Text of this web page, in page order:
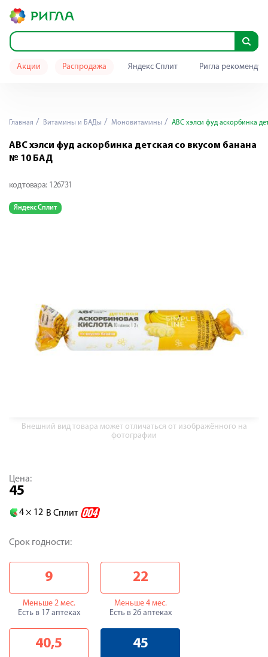
Акции Распродажа Яндекс Сплит Ригла
Главная Витамины и БАДы Моновитамины АВС хэлси фуд аскорбинка
АВС хэлси фуд аскорбинка детская со вкусом банана
№ 10 БАД
код товара: 126731
Яндекс Сплит
Внешний вид товара может отличаться от изображённого на
фотографии
Цена:
45
4 × 12 В Сплит
Срок годности:
9
Меньше 2 мес.
Есть в 17 аптеках
22
Меньше 4 мес.
Есть в 26 аптеках
40,5 45